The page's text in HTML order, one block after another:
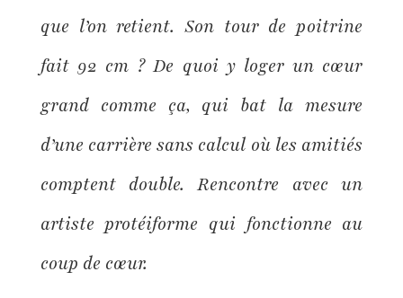
que l’on retient. Son tour de poitrine
fait 92 cm ? De quoi y loger un cœur
grand comme ça, qui bat la mesure
d’une carrière sans calcul où les amitiés
comptent double. Rencontre avec un
artiste protéiforme qui fonctionne au
coup de cœur.